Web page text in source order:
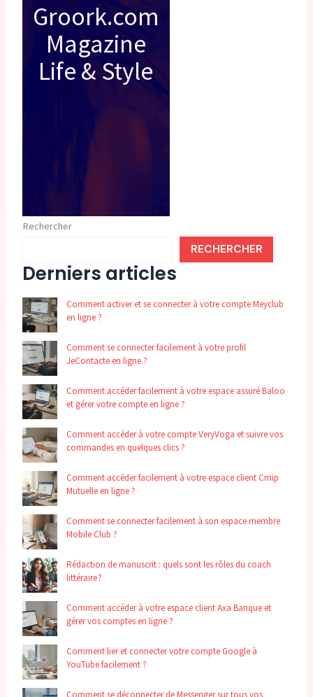
Groork.com
Magazine
Life & Style
Rechercher
RECHERCHER
Derniers articles
Comment activer et se connecter à votre compte Meyclub
en ligne ?
Comment se connecter facilement à votre profil
JeContacte en ligne ?
Comment accéder facilement à votre espace assuré Baloo
et gérer votre compte en ligne ?
Comment accéder à votre compte VeryVoga et suivre vos
commandes en quelques clics ?
Comment accéder facilement à votre espace client Cmip
Mutuelle en ligne ?
Comment se connecter facilement à son espace membre
Mobile Club ?
Rédaction de manuscrit : quels sont les rôles du coach
littéraire ?
Comment accéder à votre espace client Axa Banque et
gérer vos comptes en ligne ?
Comment lier et connecter votre compte Google à
YouTube facilement ?